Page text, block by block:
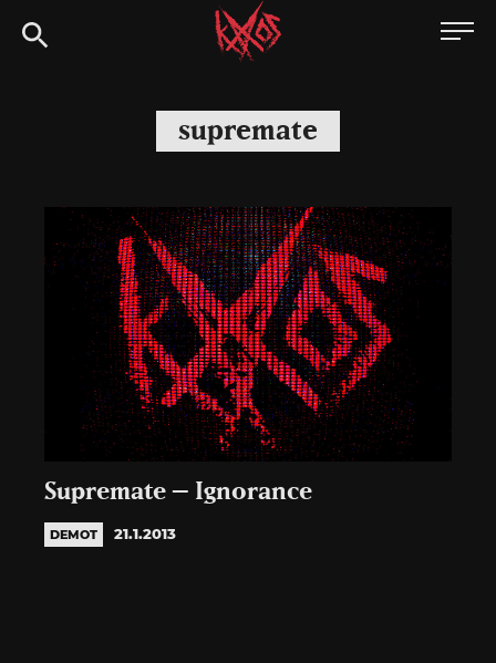
Siirry
suoraan
Kaaoszine
supremate
Supremate – Ignorance
DEMOT 21.1.2013